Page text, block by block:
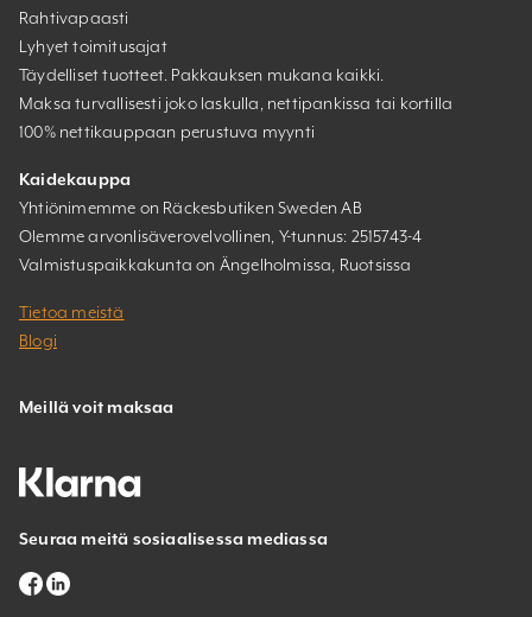
Rahtivapaasti
Lyhyet toimitusajat
Täydelliset tuotteet. Pakkauksen mukana kaikki.
Maksa turvallisesti joko laskulla, nettipankissa tai kortilla
100% nettikauppaan perustuva myynti
Kaidekauppa
Yhtiönimemme on Räckesbutiken Sweden AB
Olemme arvonlisäverovelvollinen, Y-tunnus: 2515743-4
Valmistuspaikkakunta on Ängelholmissa, Ruotsissa
Tietoa meistä
Blogi
Meillä voit maksaa
Seuraa meitä sosiaalisessa mediassa